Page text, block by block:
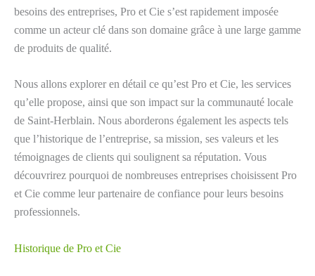
besoins des entreprises, Pro et Cie s’est rapidement imposée
comme un acteur clé dans son domaine grâce à une large gamme
de produits de qualité.
Nous allons explorer en détail ce qu’est Pro et Cie, les services
qu’elle propose, ainsi que son impact sur la communauté locale
de Saint-Herblain. Nous aborderons également les aspects tels
que l’historique de l’entreprise, sa mission, ses valeurs et les
témoignages de clients qui soulignent sa réputation. Vous
découvrirez pourquoi de nombreuses entreprises choisissent Pro
et Cie comme leur partenaire de confiance pour leurs besoins
professionnels.
Historique de Pro et Cie